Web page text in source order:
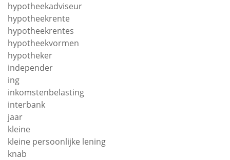
hypotheekadviseur
hypotheekrente
hypotheekrentes
hypotheekvormen
hypotheker
independer
ing
inkomstenbelasting
interbank
jaar
kleine
kleine persoonlijke lening
knab